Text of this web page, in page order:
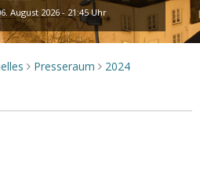
August 2026 - 21:45 Uhr
> Presseraum > 2024